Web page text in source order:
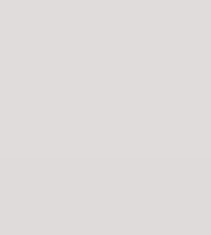
Passarinho (39%),
w Austrii, w
dębu. Aromat
kokos i banany,
więcej mleczka
Ocena – 88.
wędzonych
i pinot noir – Torba